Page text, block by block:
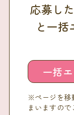
応募し
と一括
一括
※ページを移
まいますので